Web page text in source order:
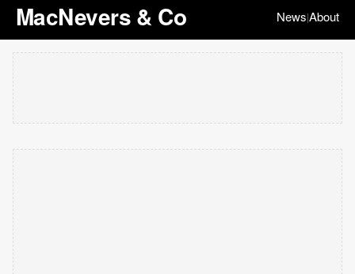
MacNevers & Co News|About